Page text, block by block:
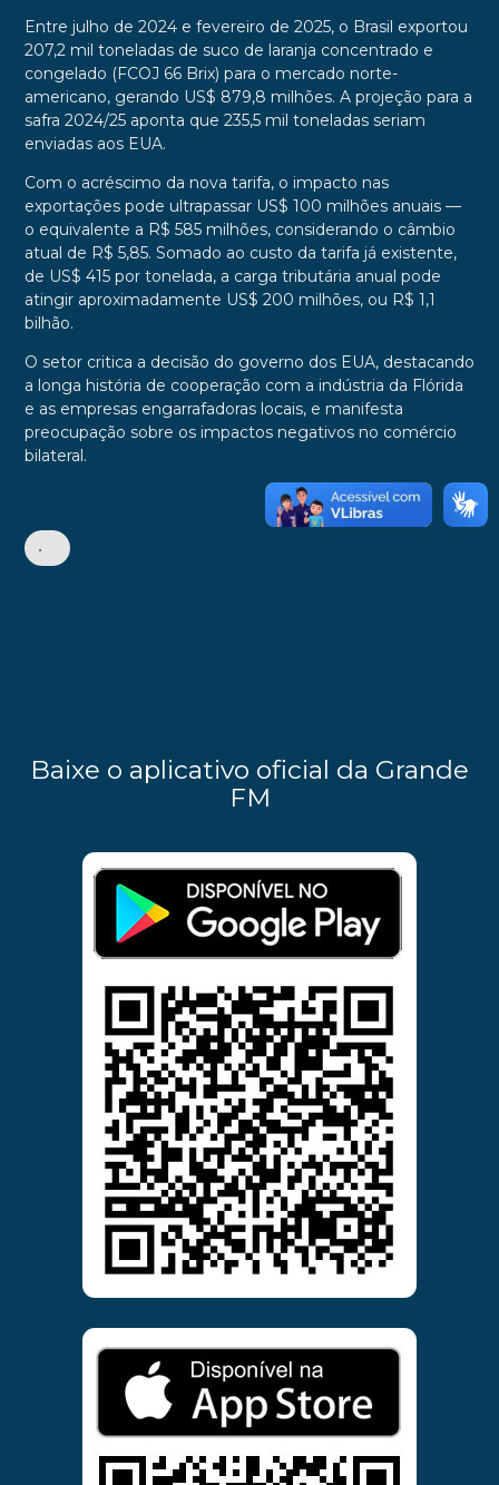
Entre julho de 2024 e fevereiro de 2025, o Brasil exportou
207,2 mil toneladas de suco de laranja concentrado e
congelado (FCOJ 66 Brix) para o mercado norte-
americano, gerando US$ 879,8 milhões. A projeção para a
safra 2024/25 aponta que 235,5 mil toneladas seriam
enviadas aos EUA.
Com o acréscimo da nova tarifa, o impacto nas
exportações pode ultrapassar US$ 100 milhões anuais —
o equivalente a R$ 585 milhões, considerando o câmbio
atual de R$ 5,85. Somado ao custo da tarifa já existente,
de US$ 415 por tonelada, a carga tributária anual pode
atingir aproximadamente US$ 200 milhões, ou R$ 1,1
bilhão.
O setor critica a decisão do governo dos EUA, destacando
a longa história de cooperação com a indústria da Flórida
e as empresas engarrafadoras locais, e manifesta
preocupação sobre os impactos negativos no comércio
bilateral.
•
Baixe o aplicativo oficial da Grande
FM